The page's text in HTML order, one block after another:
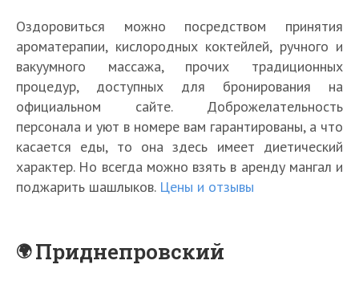
Оздоровиться можно посредством принятия
ароматерапии, кислородных коктейлей, ручного и
вакуумного массажа, прочих традиционных
процедур, доступных для бронирования на
официальном сайте. Доброжелательность
персонала и уют в номере вам гарантированы, а что
касается еды, то она здесь имеет диетический
характер. Но всегда можно взять в аренду мангал и
поджарить шашлыков. Цены и отзывы
Приднепровский